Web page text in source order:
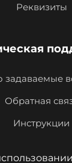
Реквизиты
задаваемые
Обратная
Инструкции